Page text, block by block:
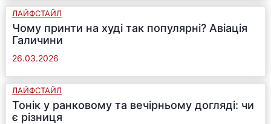
ЛАЙФСТАЙЛ
Чому принти на худі так популярні? Авіація
Галичини
26.03.2026
ЛАЙФСТАЙЛ
Тонік у ранковому та вечірньому догляді: чи
є різниця